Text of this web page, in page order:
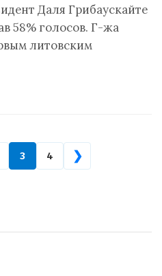
Даля Грибаускайте
58% голосов. Г-жа
литовским
3 4 ❯